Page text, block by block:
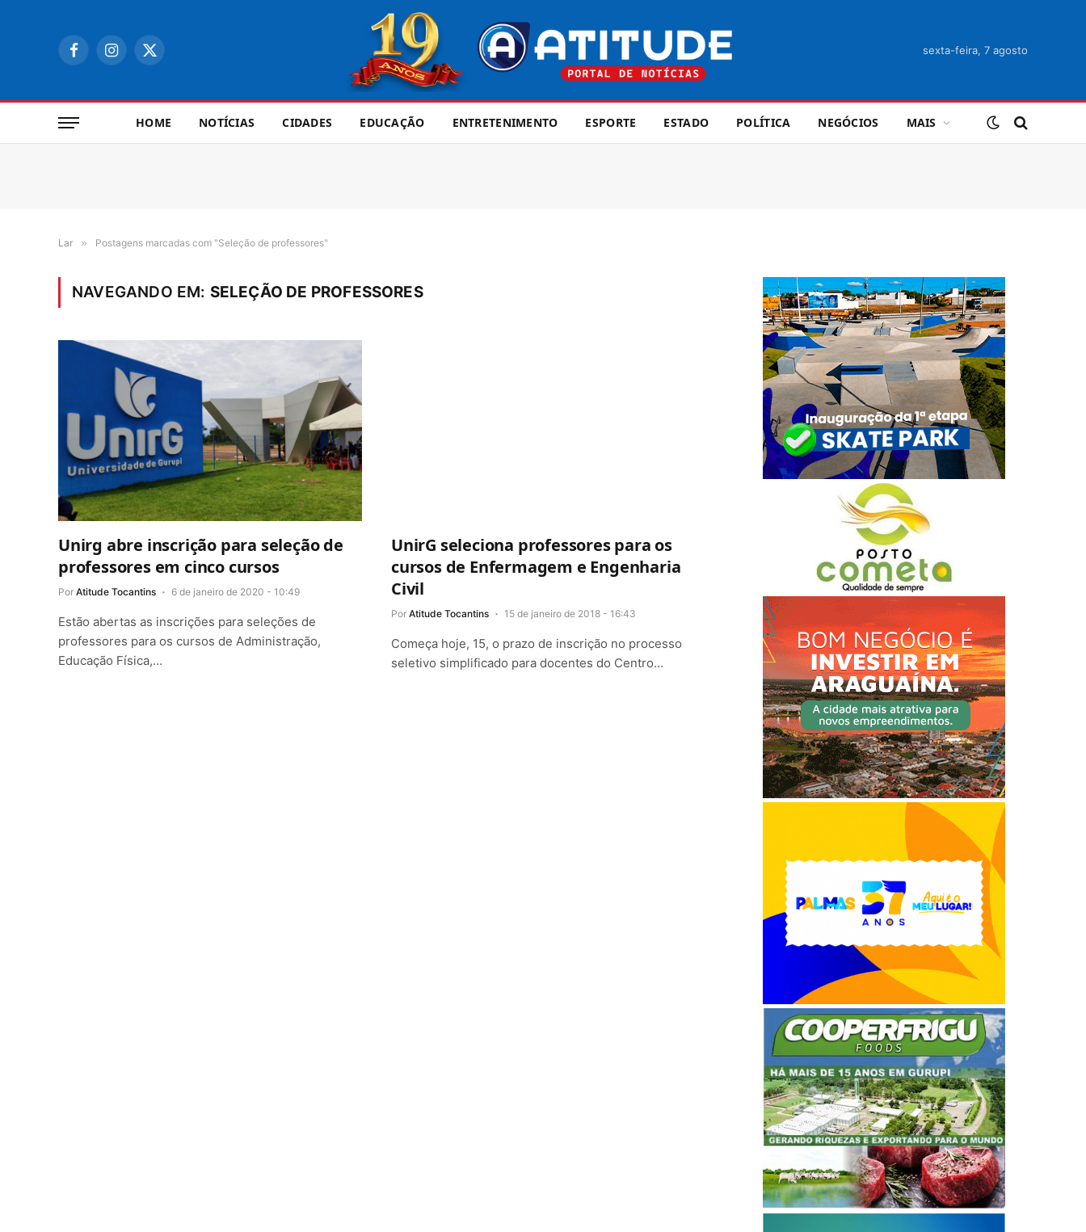
FacebookInstagram
X
sexta-feira, 7 agosto
HOME NOTÍCIAS CIDADES EDUCAÇÃO ENTRETENIMENTO ESPORTE ESTADO POLÍTICA NEGÓCIOS MAIS
Lar » Postagens marcadas com "Seleção de professores"
NAVEGANDO EM: SELEÇÃO DE PROFESSORES
Unirg abre inscrição para seleção de
professores em cinco cursos
Por Atitude Tocantins 6 de janeiro de 2020 - 10:49
Estão abertas as inscrições para seleções de
professores para os cursos de Administração,
Educação Física,…
UnirG seleciona professores para os
cursos de Enfermagem e Engenharia
Civil
Por Atitude Tocantins 15 de janeiro de 2018 - 16:43
Começa hoje, 15, o prazo de inscrição no processo
seletivo simplificado para docentes do Centro…